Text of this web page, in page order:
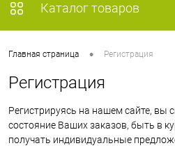
Каталог товаров
Главная страница • Регистрация
Регистрация
Регистрируясь на нашем сайте, вы
состояние Ваших заказов, быть в
получать индивидуальные